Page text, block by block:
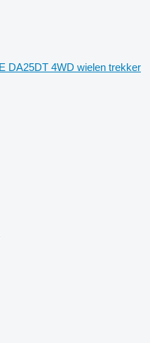
DA25DT 4WD wielen trekker